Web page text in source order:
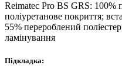
Reimatec Pro BS GRS: 100%
поліуретанове покриття;
55% перероблений
ламінування
Підкладка: